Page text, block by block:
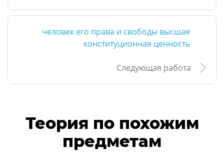
человек его права и свободы высшая
конституционная ценность
Следующая работа
Теория по похожим
предметам